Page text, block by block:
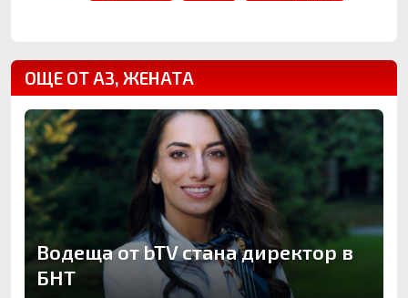
ОЩЕ ОТ АЗ, ЖЕНАТА
Водеща от bTV стана директор в
БНТ